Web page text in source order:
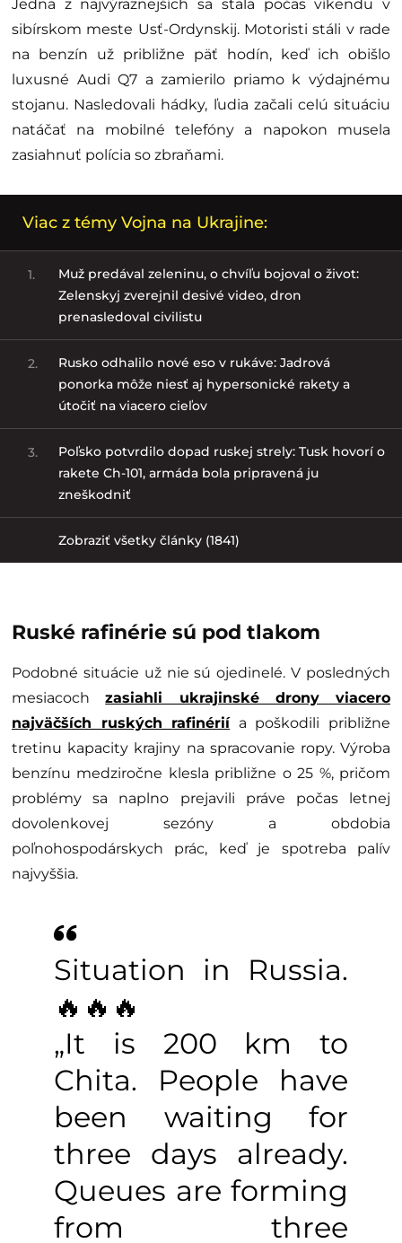
Jedna z najvýraznejších sa stala počas víkendu v
sibírskom meste Usť-Ordynskij. Motoristi stáli v rade
na benzín už približne päť hodín, keď ich obišlo
luxusné Audi Q7 a zamierilo priamo k výdajnému
stojanu. Nasledovali hádky, ľudia začali celú situáciu
natáčať na mobilné telefóny a napokon musela
zasiahnuť polícia so zbraňami.
Viac z témy Vojna na Ukrajine:
1.
Muž predával zeleninu, o chvíľu bojoval o život:
Zelenskyj zverejnil desivé video, dron
prenasledoval civilistu
2.
Rusko odhalilo nové eso v rukáve: Jadrová
ponorka môže niesť aj hypersonické rakety a
útočiť na viacero cieľov
3.
Poľsko potvrdilo dopad ruskej strely: Tusk hovorí o
rakete Ch-101, armáda bola pripravená ju
zneškodniť
Zobraziť všetky články (1841)
Ruské rafinérie sú pod tlakom
Podobné situácie už nie sú ojedinelé. V posledných
mesiacochzasiahli ukrajinské drony viacero
najväčších ruských rafinériía poškodili približne
tretinu kapacity krajiny na spracovanie ropy. Výroba
benzínu medziročne klesla približne o 25 %, pričom
problémy sa naplno prejavili práve počas letnej
dovolenkovej sezóny a obdobia
poľnohospodárskych prác, keď je spotreba palív
najvyššia.
Situation in Russia.
🔥🔥🔥
„It is 200 km to
Chita. People have
been waiting for
three days already.
Queues are forming
from three